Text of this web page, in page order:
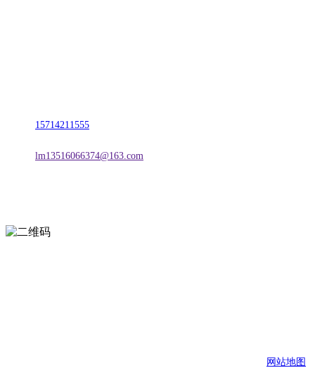
15714211555
lm13516066374@163.com
网站地图